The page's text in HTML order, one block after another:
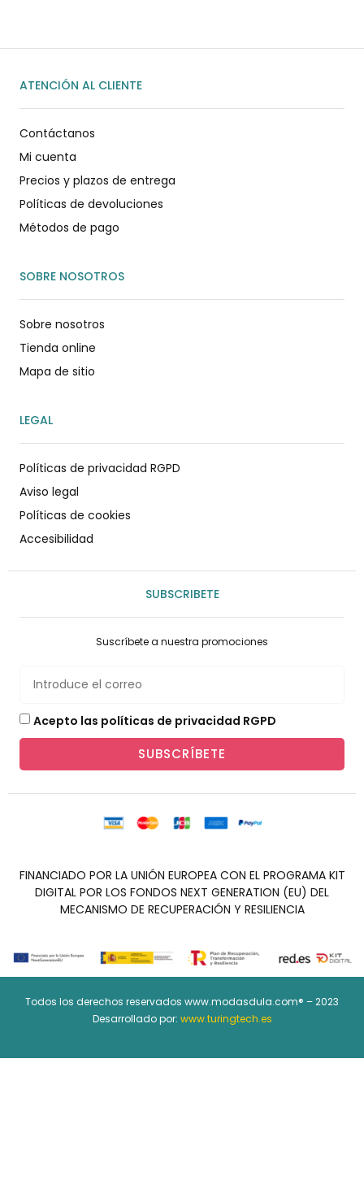
ATENCIÓN AL CLIENTE
Contáctanos
Mi cuenta
Precios y plazos de entrega
Políticas de devoluciones
Métodos de pago
SOBRE NOSOTROS
Sobre nosotros
Tienda online
Mapa de sitio
LEGAL
Políticas de privacidad RGPD
Aviso legal
Políticas de cookies
Accesibilidad
SUBSCRIBETE
Suscríbete a nuestra promociones
Acepto las políticas de privacidad RGPD
SUBSCRÍBETE
FINANCIADO POR LA UNIÓN EUROPEA CON EL PROGRAMA KIT
DIGITAL POR LOS FONDOS NEXT GENERATION (EU) DEL
MECANISMO DE RECUPERACIÓN Y RESILIENCIA
Todos los derechos reservados www.modasdula.com® – 2023
Desarrollado por: www.turingtech.es